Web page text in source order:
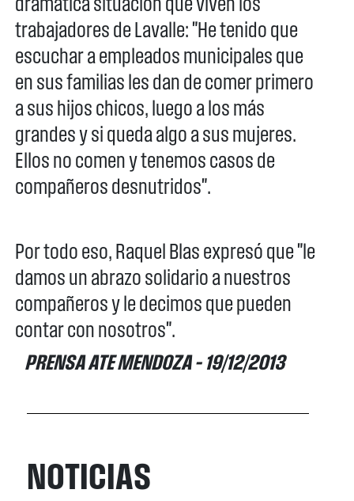
trabajadores de Lavalle: "He tenido que
escuchar a empleados municipales que
en sus familias les dan de comer primero
a sus hijos chicos, luego a los más
grandes y si queda algo a sus mujeres.
Ellos no comen y tenemos casos de
compañeros desnutridos".
Por todo eso, Raquel Blas expresó que "le
damos un abrazo solidario a nuestros
compañeros y le decimos que pueden
contar con nosotros".
PRENSA ATE MENDOZA – 19/12/2013
NOTICIAS